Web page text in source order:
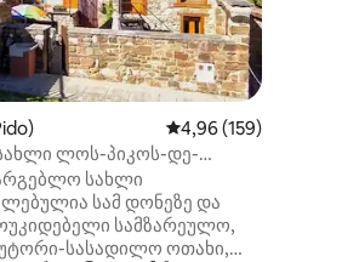
4,95, 116 მიმოხილვა
საშუალო შეფასებაა
4,96 (159)
ლოს-პიკოს-დე-
სახლი
სამ დონეზე და
სამზარეულო,
სასადილო ოთახი,